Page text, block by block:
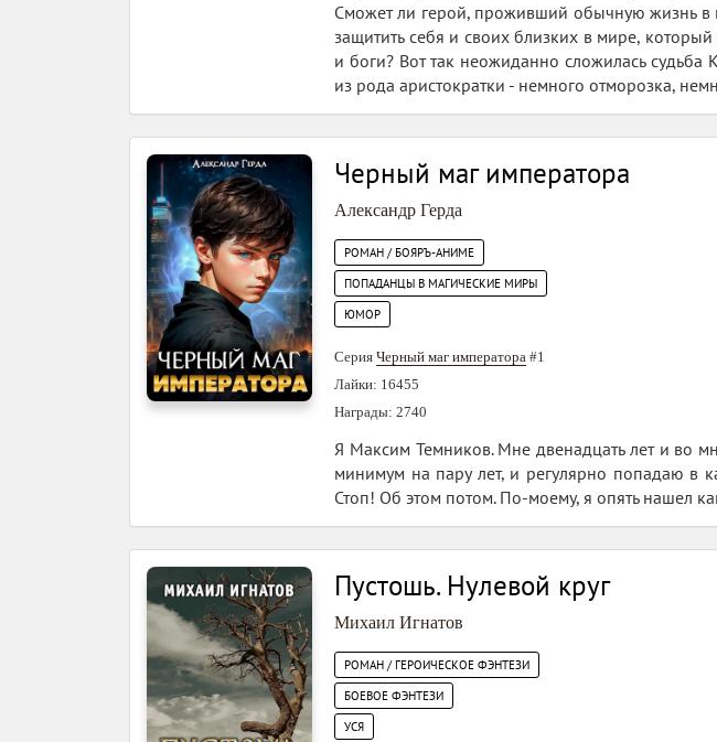
Сможет ли герой, проживший обычную жизнь в
защитить себя и своих близких в мире,
и боги? Вот так неожиданно сложилась судьба
из рода аристократки - немного отморозка,
Черный маг императора
Александр Герда
РОМАН / БОЯРЪ-АНИМЕ
ПОПАДАНЦЫ В МАГИЧЕСКИЕ МИРЫ
ЮМОР
Серия Черный маг императора #1
Лайки: 16455
Награды: 2740
Я Максим Темников. Мне двенадцать лет и во
минимум на пару лет, и регулярно попадаю в
Стоп! Об этом потом. По-моему, я опять нашел
Пустошь. Нулевой круг
Михаил Игнатов
РОМАН / ГЕРОИЧЕСКОЕ ФЭНТЕЗИ
БОЕВОЕ ФЭНТЕЗИ
УСЯ